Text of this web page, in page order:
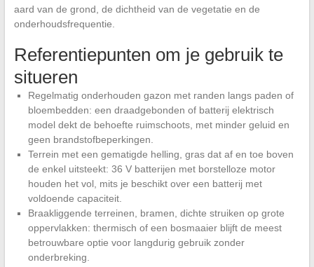
aard van de grond, de dichtheid van de vegetatie en de
onderhoudsfrequentie.
Referentiepunten om je gebruik te
situeren
Regelmatig onderhouden gazon met randen langs paden of
bloembedden: een draadgebonden of batterij elektrisch
model dekt de behoefte ruimschoots, met minder geluid en
geen brandstofbeperkingen.
Terrein met een gematigde helling, gras dat af en toe boven
de enkel uitsteekt: 36 V batterijen met borstelloze motor
houden het vol, mits je beschikt over een batterij met
voldoende capaciteit.
Braakliggende terreinen, bramen, dichte struiken op grote
oppervlakken: thermisch of een bosmaaier blijft de meest
betrouwbare optie voor langdurig gebruik zonder
onderbreking.